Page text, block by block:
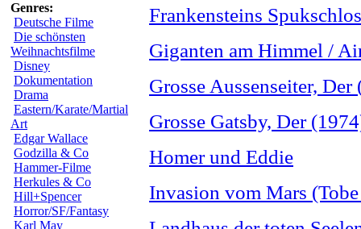
Genres:
Deutsche Filme
Die schönsten
Weihnachtsfilme
Disney
Dokumentation
Drama
Eastern/Karate/Martial
Art
Edgar Wallace
Godzilla & Co
Hammer-Filme
Herkules & Co
Hill+Spencer
Horror/SF/Fantasy
Karl May
Frankensteins
Giganten am Himmel /
Grosse Aussenseiter, Der
Grosse Gatsby, Der
Homer und Eddie
Invasion vom Mars